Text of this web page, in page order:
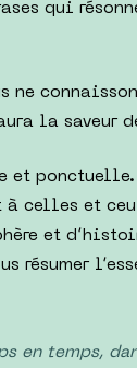
qui
ne
la saveur
et ponctuelle.
à celles et
et
résumer
en temps,